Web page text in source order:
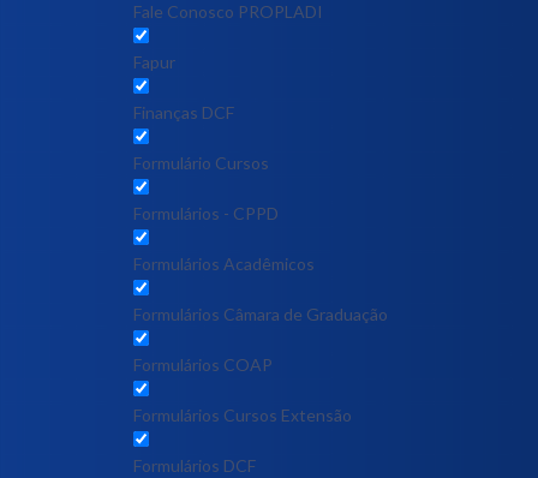
Fale Conosco PROPLADI
Fapur
Finanças DCF
Formulário Cursos
Formulários - CPPD
Formulários Acadêmicos
Formulários Câmara de Graduação
Formulários COAP
Formulários Cursos Extensão
Formulários DCF